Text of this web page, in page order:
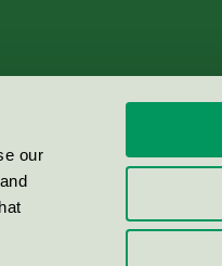
our